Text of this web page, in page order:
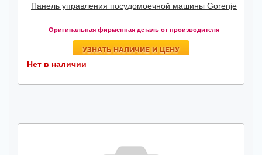
Панель управления посудомоечной машины Gorenje
Оригинальная фирменная деталь от производителя
УЗНАТЬ НАЛИЧИЕ И ЦЕНУ
Нет в наличии